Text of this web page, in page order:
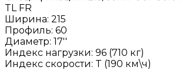
TL FR
Ширина: 215
Профиль: 60
Диаметр: 17''
Индекс нагрузки: 96 (710 кг)
Индекс скорости: T (190 км\ч)